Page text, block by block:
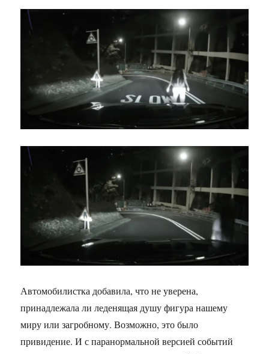
Автомобилистка добавила, что не уверена,
принадлежала ли леденящая душу фигура нашему
миру или загробному. Возможно, это было
привидение. И с паранормальной версией событий